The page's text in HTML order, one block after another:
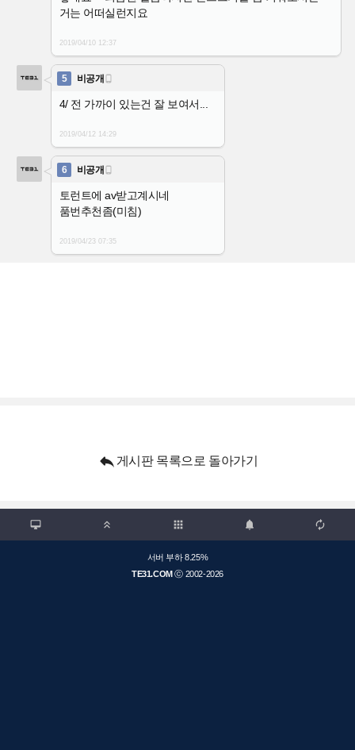
거는 어떠실런지요
2019/04/1012:37
5 비공개 
4/ 전 가까이 있는건 잘 보여서...
2019/04/12 14:29
6 비공개 
토런트에 av받고계시네
품번추천좀(미침)
2019/04/23 07:35
 게시판 목록으로 돌아가기
  apps  
서버 부하 8.25%
TE31.COMⓒ 2002-2026